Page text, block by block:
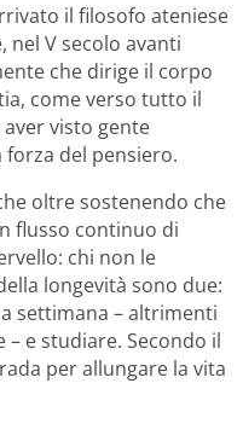
il filosofo ateniese
nel V secolo avanti
che dirige il corpo
come verso tutto il
aver visto gente
del pensiero.
oltre sostenendo che
flusso continuo di
chi non le
longevità sono due:
settimana – altrimenti
e studiare. Secondo il
per allungare la vita